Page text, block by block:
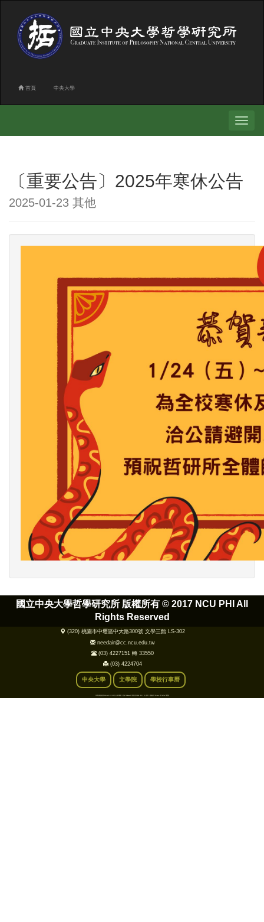
首頁 中央大學
Toggle
〔重要公告〕2025年寒休公告
2025-01-23 其他
國立中央大學哲學研究所 版權所有 © 2017 NCU PHI All
Rights Reserved
(320) 桃園市中壢區中大路300號 文學三館 LS-302
needair@cc.ncu.edu.tw
(03) 4227151 轉 33550
(03) 4224704
中央大學 文學院 學校行事曆